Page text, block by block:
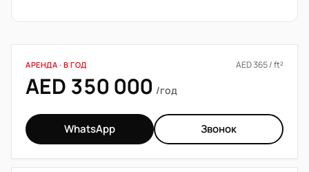
АРЕНДА · В ГОД AED 365 / ft²
AED 350 000 /год
WhatsApp Звонок